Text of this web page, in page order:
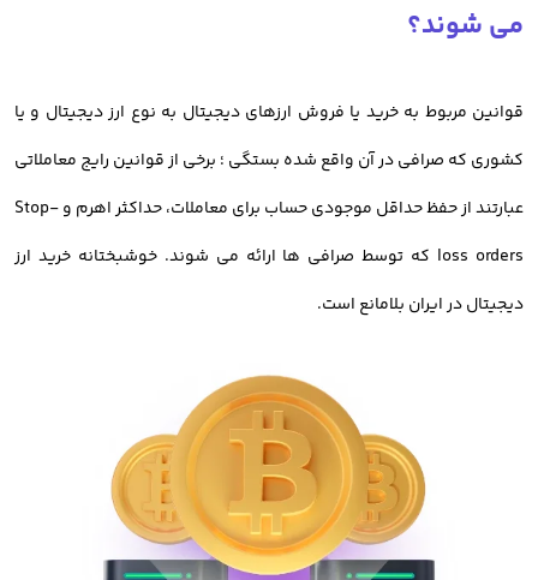
کاربران ایرانی به صرافی های خارجی، ریسک از دست رفتن دارایی آنها
تفاوتی ندارد که معامله گران به دنبال خرید بیت کوین هستند یا خرید و
فروش رمز ارز دیگر؛ نکته ای که باید به آن توجه داشت، انتخاببهترین
صرافی خرید رمز ارز دارای مجوزاست.
خرید تمامی ارزها مانند بیت کوین 24 ساعته و به صورت آنلاین در دسترس
از دیگر مسائلی که کاربران با آن رو به رو هستند،خرید ارز دیجیتال بدون
می شوند؟
قوانین مربوط به خرید یا فروش ارزهای دیجیتال به نوع ارز دیجیتال و یا
کشوری که صرافی در آن واقع شده بستگی ؛ برخی از قوانین رایج معاملاتی
عبارتند از حفظ حداقل موجودی حساب برای معاملات، حداکثر اهرم و Stop-
loss orders که توسط صرافی ها ارائه می شوند. خوشبختانه خرید ارز
دیجیتال در ایران بلامانع است.